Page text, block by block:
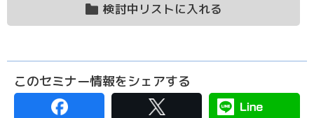
検討中リストに入れる
このセミナー情報をシェアする